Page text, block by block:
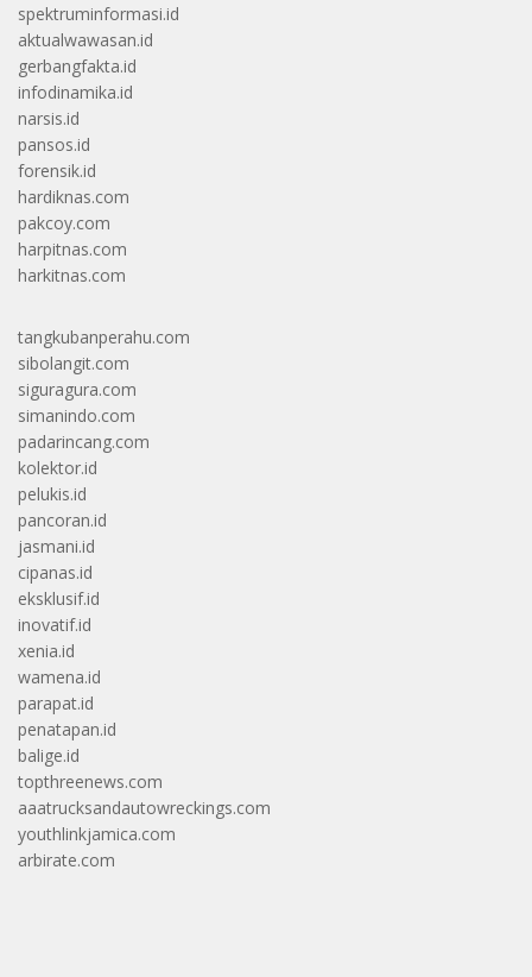
spektruminformasi.id
aktualwawasan.id
gerbangfakta.id
infodinamika.id
narsis.id
pansos.id
forensik.id
hardiknas.com
pakcoy.com
harpitnas.com
harkitnas.com
tangkubanperahu.com
sibolangit.com
siguragura.com
simanindo.com
padarincang.com
kolektor.id
pelukis.id
pancoran.id
jasmani.id
cipanas.id
eksklusif.id
inovatif.id
xenia.id
wamena.id
parapat.id
penatapan.id
balige.id
topthreenews.com
aaatrucksandautowreckings.com
youthlinkjamica.com
arbirate.com